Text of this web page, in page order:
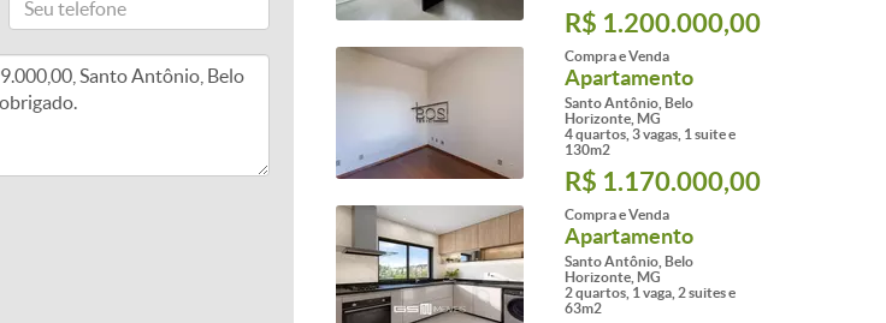
R$ 1.200.000,00
Compra e Venda
Apartamento
Santo Antônio, Belo
Horizonte, MG
4 quartos, 3 vagas, 1 suite e
130m2
R$ 1.170.000,00
Compra e Venda
Apartamento
Santo Antônio, Belo
Horizonte, MG
2 quartos, 1 vaga, 2 suites e
63m2